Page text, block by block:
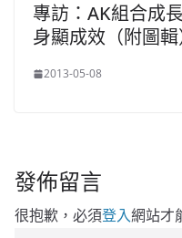
專訪：AK組合成
身顯成效（附圖輯
2013-05-08
發佈留言
很抱歉，必須登入網站才